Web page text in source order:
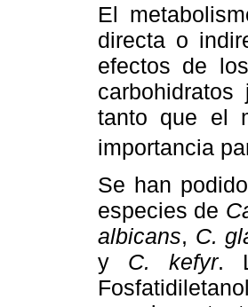
El
directa o
efectos de
tanto que el
importancia
Se han
especies de
albicans, C.
y C. kefyr.